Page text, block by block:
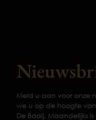
Meld u aan voor onze
we u op de hoogte
De Baaij. Maandelijks